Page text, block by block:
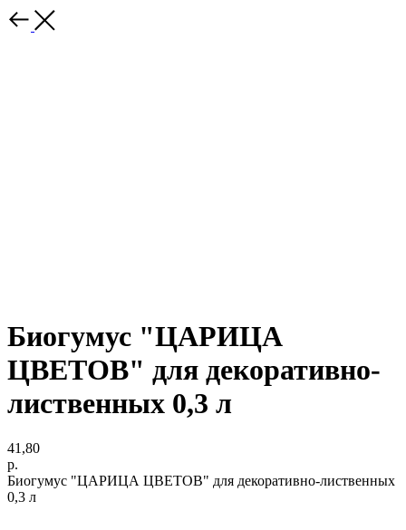
Биогумус "ЦАРИЦА
ЦВЕТОВ" для декоративно-
лиственных 0,3 л
41,80
р.
Биогумус "ЦАРИЦА ЦВЕТОВ" для декоративно-лиственных
0,3 л